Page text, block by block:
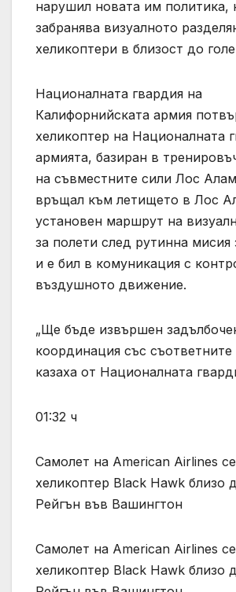
нарушил новата им политика,
забранява визуалното
хеликоптери в близост до
Националната гвардия на
Калифорнийската армия
хеликоптер на Националната
армията, базиран в
на съвместните сили Лос
връщал към летището в Лос
установен маршрут на
за полети след рутинна мисия
и е бил в комуникация с
въздушното движение.
„Ще бъде извършен
координация със съответните
казаха от Националната
01:32 ч
Самолет на American Airlines
хеликоптер Black Hawk близо
Рейгън във Вашингтон
Самолет на American Airlines
хеликоптер Black Hawk близо